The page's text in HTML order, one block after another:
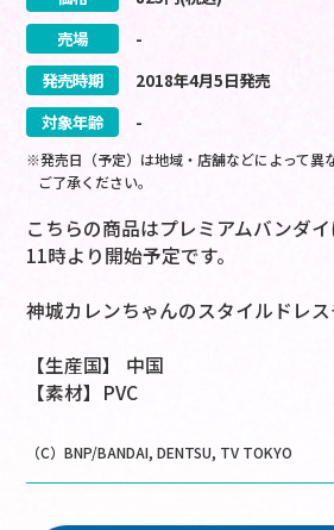
売場
-
発売時期
2018年4月5日発売
対象年齢
-
※発売日（予定）は地域・店舗などによって異
ご了承ください。
こちらの商品はプレミアムバンダ
11時より開始予定です。
神城カレンちゃんのスタイルドレ
【生産国】 中国
【素材】PVC
（C）BNP/BANDAI, DENTSU, TV TOKYO